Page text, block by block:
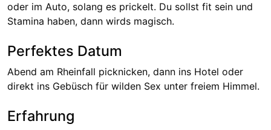
oder im Auto, solang es prickelt. Du sollst fit sein und
Stamina haben, dann wirds magisch.
Perfektes Datum
Abend am Rheinfall picknicken, dann ins Hotel oder
direkt ins Gebüsch für wilden Sex unter freiem Himmel.
Erfahrung